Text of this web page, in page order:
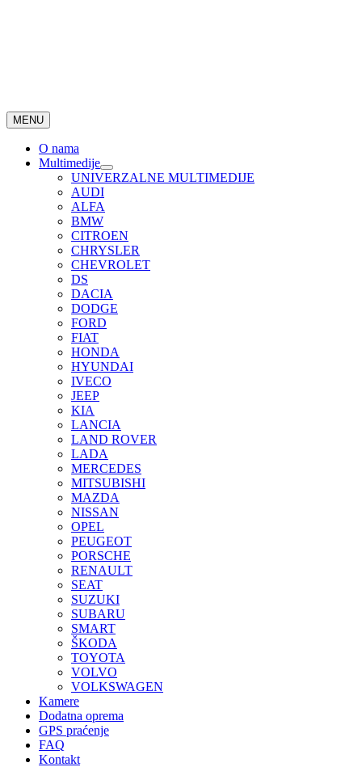
MENU
O nama
Multimedije
UNIVERZALNE MULTIMEDIJE
AUDI
ALFA
BMW
CITROEN
CHRYSLER
CHEVROLET
DS
DACIA
DODGE
FORD
FIAT
HONDA
HYUNDAI
IVECO
JEEP
KIA
LANCIA
LAND ROVER
LADA
MERCEDES
MITSUBISHI
MAZDA
NISSAN
OPEL
PEUGEOT
PORSCHE
RENAULT
SEAT
SUZUKI
SUBARU
SMART
ŠKODA
TOYOTA
VOLVO
VOLKSWAGEN
Kamere
Dodatna oprema
GPS praćenje
FAQ
Kontakt